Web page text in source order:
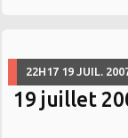
22H17 19 JUIL.
19 juillet